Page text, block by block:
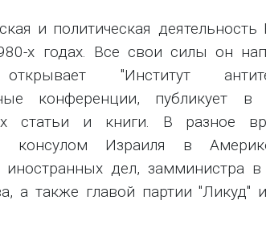
и политическая деятельность
х годах. Все свои силы он
"Институт
конференции, публикует в
статьи и книги. В разное
консулом Израиля в
иностранных дел, замминистра
а также главой партии "Ликуд"